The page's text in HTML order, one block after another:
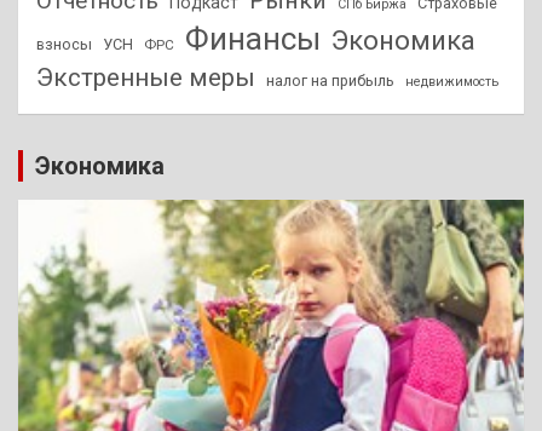
СПб Биржа
взносы УСН ФРС Финансы Экономика
Экстренные меры налог на прибыль недвижимость
Экономика